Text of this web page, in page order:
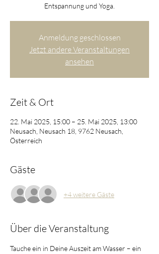
Entspannung und Yoga.
Anmeldung geschlossen
Jetzt andere Veranstaltungen
ansehen
Zeit & Ort
22. Mai 2025, 15:00 – 25. Mai 2025, 13:00
Neusach, Neusach 18, 9762 Neusach,
Österreich
Gäste
+4 weitere Gäste
Über die Veranstaltung
Tauche ein in Deine Auszeit am Wasser – ein